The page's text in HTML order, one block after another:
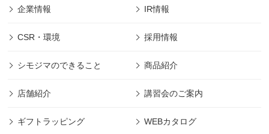
企業情報 IR情報
CSR・環境 採用情報
シモジマのできること 商品紹介
店舗紹介 講習会のご案内
ギフトラッピング WEBカタログ